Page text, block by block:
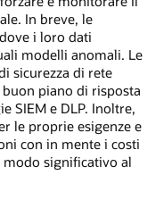
In breve, le
i loro dati
modelli anomali. Le
sicurezza di rete
piano di risposta
SIEM e DLP. Inoltre,
le proprie esigenze e
con in mente i costi
significativo al